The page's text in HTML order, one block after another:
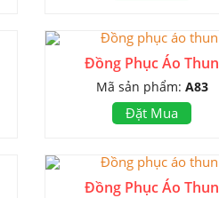
Đồng Phục Áo Thun
Mã sản phẩm: A83
Đặt Mua
Đồng Phục Áo Thun